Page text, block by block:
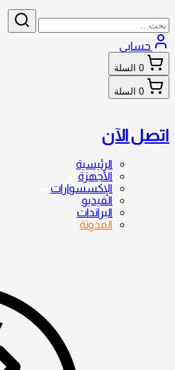
حسابي
0 السلة
0 السلة
اتصل الآن
الرئيسية
الأجهزة
الإكسسوارات
الفيديو
البراندات
المدونة